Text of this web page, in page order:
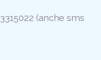
(anche sms